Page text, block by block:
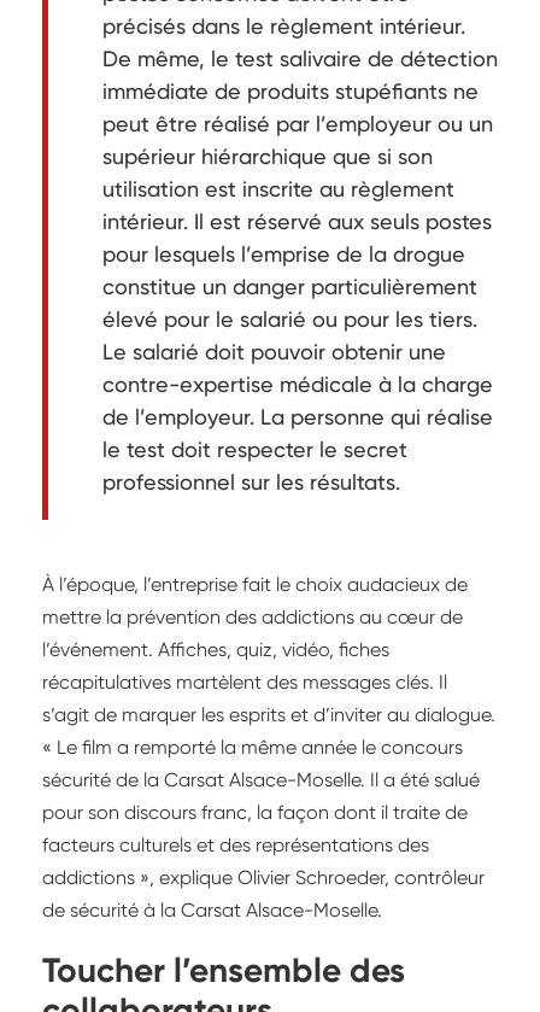
précisés dans le règlement intérieur.
De même, le test salivaire de détection
immédiate de produits stupéfiants ne
peut être réalisé par l’employeur ou un
supérieur hiérarchique que si son
utilisation est inscrite au règlement
intérieur. Il est réservé aux seuls postes
pour lesquels l’emprise de la drogue
constitue un danger particulièrement
élevé pour le salarié ou pour les tiers.
Le salarié doit pouvoir obtenir une
contre-expertise médicale à la charge
de l’employeur. La personne qui réalise
le test doit respecter le secret
professionnel sur les résultats.
À l’époque, l’entreprise fait le choix audacieux de
mettre la prévention des addictions au cœur de
l’événement. Affiches, quiz, vidéo, fiches
récapitulatives martèlent des messages clés. Il
s’agit de marquer les esprits et d’inviter au dialogue.
« Le film a remporté la même année le concours
sécurité de la Carsat Alsace-Moselle. Il a été salué
pour son discours franc, la façon dont il traite de
facteurs culturels et des représentations des
addictions », explique Olivier Schroeder, contrôleur
de sécurité à la Carsat Alsace-Moselle.
Toucher l’ensemble des